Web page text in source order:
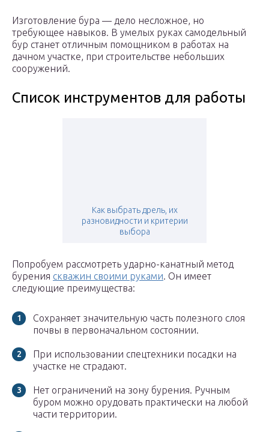
Изготовление бура — дело несложное, но
требующее навыков. В умелых руках самодельный
бур станет отличным помощником в работах на
дачном участке, при строительстве небольших
сооружений.
Список инструментов для работы
Как выбрать дрель, их
разновидности и критерии
выбора
Попробуем рассмотреть ударно-канатный метод
бурения скважин своими руками. Он имеет
следующие преимущества:
Сохраняет значительную часть полезного слоя
почвы в первоначальном состоянии.
При использовании спецтехники посадки на
участке не страдают.
Нет ограничений на зону бурения. Ручным
буром можно орудовать практически на любой
части территории.